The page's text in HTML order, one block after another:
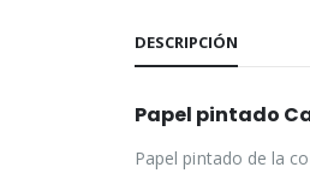
DESCRIPCIÓN
Papel pintado
Papel pintado de la